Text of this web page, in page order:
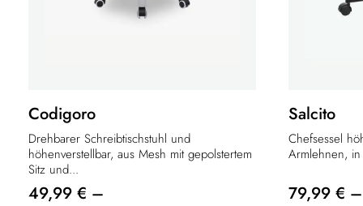
Codigoro
Drehbarer Schreibtischstuhl und
höhenverstellbar, aus Mesh mit gepolstertem
Sitz und...
49,99 € –
Salcito
Chefsessel
Armlehnen,
79,99 € –